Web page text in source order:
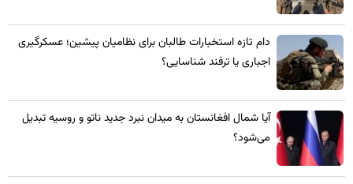
​دام تازه استخبارات طالبان برای نظامیان پیشین؛ عسکرگیری
اجباری یا ترفند شناسایی؟
​آیا شمال افغانستان به میدان نبرد جدید ناتو و روسیه تبدیل
می‌شود؟